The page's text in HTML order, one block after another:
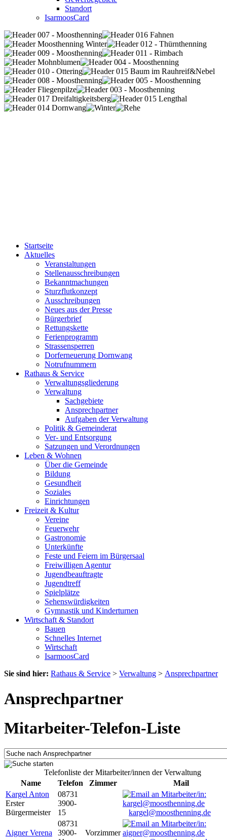
Standort
IsarmoosCard
Startseite
Aktuelles
Veranstaltungen
Stellenausschreibungen
Bekanntmachungen
Sturzflutkonzept
Ausschreibungen
Neues aus der Presse
Bürgerbrief
Rettungskette
Ferienprogramm
Strassensperren
Dorferneuerung Dornwang
Notrufnummern
Rathaus & Service
Verwaltungsgliederung
Verwaltung
Sachgebiete
Ansprechpartner
Aufgaben der Verwaltung
Politik & Gemeinderat
Ver- und Entsorgung
Satzungen und Verordnungen
Leben & Wohnen
Über die Gemeinde
Bildung
Gesundheit
Soziales
Einrichtungen
Freizeit & Kultur
Vereine
Feuerwehr
Gastronomie
Unterkünfte
Feste und Feiern im Bürgersaal
Freiwilligen Agentur
Jugendbeauftragte
Jugendtreff
Spielplätze
Sehenswürdigkeiten
Gymnastik und Kinderturnen
Wirtschaft & Standort
Bauen
Schnelles Internet
Wirtschaft
IsarmoosCard
Sie sind hier: Rathaus & Service > Verwaltung > Ansprechpartner
Ansprechpartner
Mitarbeiter-Telefon-Liste
Telefonliste der Mitarbeiter/innen der Verwaltung
Name
Telefon Zimmer
Mail
Kargel Anton
Erster
Bürgermeister
08731
3900-
15
kargel@moosthenning.de
Aigner Verena
08731
3900-
Vorzimmer